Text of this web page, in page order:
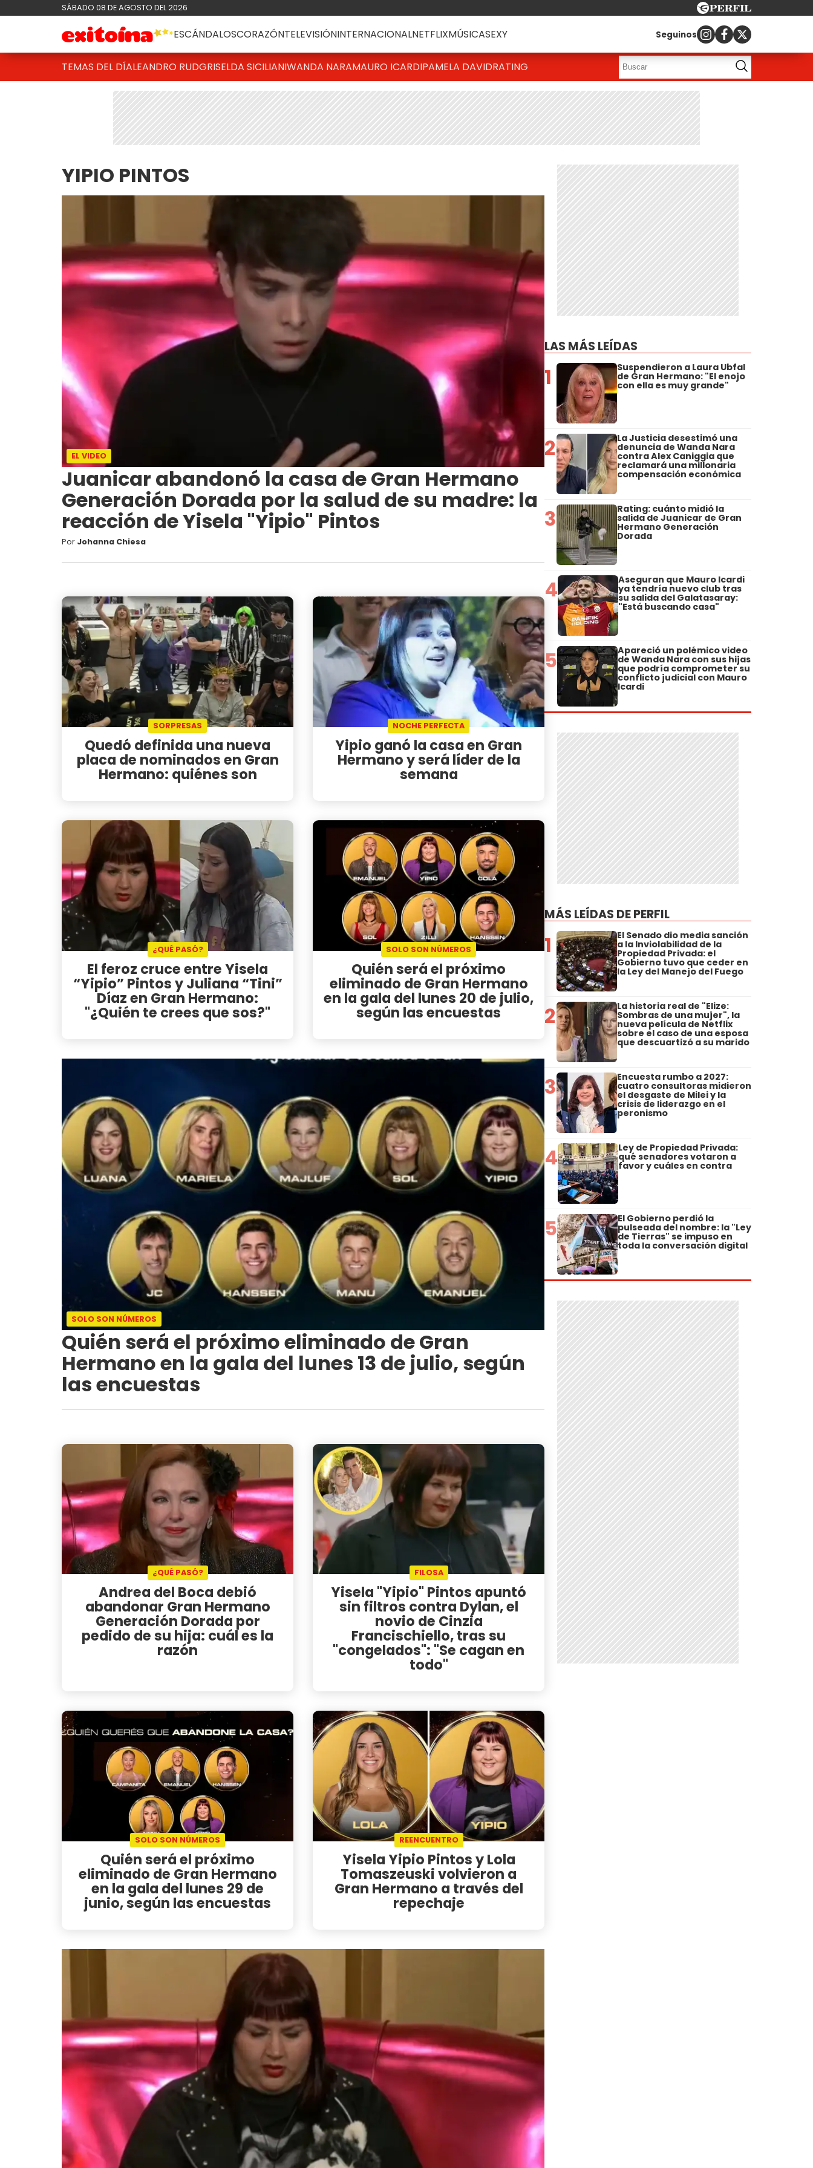
SÁBADO 08 DE AGOSTO DEL 2026
ESCÁNDALOSCORAZÓNTELEVISIÓNINTERNACIONALNETFLIXMÚSICASEXY Seguinos
TEMAS DEL DÍALEANDRO RUDGRISELDA SICILIANIWANDA NARAMAURO ICARDIPAMELA DAVIDRATING
YIPIO PINTOS
EL VIDEO
Juanicar abandonó la casa de Gran Hermano
Generación Dorada por la salud de su madre: la
reacción de Yisela "Yipio" Pintos
Por Johanna Chiesa
SORPRESAS
Quedó definida una nueva
placa de nominados en Gran
Hermano: quiénes son
NOCHE PERFECTA
Yipio ganó la casa en Gran
Hermano y será líder de la
semana
¿QUÉ PASÓ?
El feroz cruce entre Yisela
“Yipio” Pintos y Juliana “Tini”
Díaz en Gran Hermano:
"¿Quién te crees que sos?"
SOLO SON NÚMEROS
Quién será el próximo
eliminado de Gran Hermano
en la gala del lunes 20 de julio,
según las encuestas
SOLO SON NÚMEROS
Quién será el próximo eliminado de Gran
Hermano en la gala del lunes 13 de julio, según
las encuestas
¿QUÉ PASÓ?
Andrea del Boca debió
abandonar Gran Hermano
Generación Dorada por
pedido de su hija: cuál es la
razón
FILOSA
Yisela "Yipio" Pintos apuntó
sin filtros contra Dylan, el
novio de Cinzia
Francischiello, tras su
"congelados": "Se cagan en
todo"
SOLO SON NÚMEROS
Quién será el próximo
eliminado de Gran Hermano
en la gala del lunes 29 de
junio, según las encuestas
REENCUENTRO
Yisela Yipio Pintos y Lola
Tomaszeuski volvieron a
Gran Hermano a través del
repechaje
LAS MÁS LEÍDAS
1 Suspendieron a Laura Ubfal
de Gran Hermano: "El enojo
con ella es muy grande"
2 La Justicia desestimó una
denuncia de Wanda Nara
contra Alex Caniggia que
reclamará una millonaria
compensación económica
3 Rating: cuánto midió la
salida de Juanicar de Gran
Hermano Generación
Dorada
4 Aseguran que Mauro Icardi
ya tendría nuevo club tras
su salida del Galatasaray:
"Está buscando casa"
5 Apareció un polémico video
de Wanda Nara con sus hijas
que podría comprometer su
conflicto judicial con Mauro
Icardi
MÁS LEÍDAS DE PERFIL
1 El Senado dio media sanción
a la Inviolabilidad de la
Propiedad Privada: el
Gobierno tuvo que ceder en
la Ley del Manejo del Fuego
2 La historia real de "Elize:
Sombras de una mujer", la
nueva película de Netflix
sobre el caso de una esposa
que descuartizó a su marido
3 Encuesta rumbo a 2027:
cuatro consultoras midieron
el desgaste de Milei y la
crisis de liderazgo en el
peronismo
4 Ley de Propiedad Privada:
qué senadores votaron a
favor y cuáles en contra
5 El Gobierno perdió la
pulseada del nombre: la "Ley
de Tierras" se impuso en
toda la conversación digital